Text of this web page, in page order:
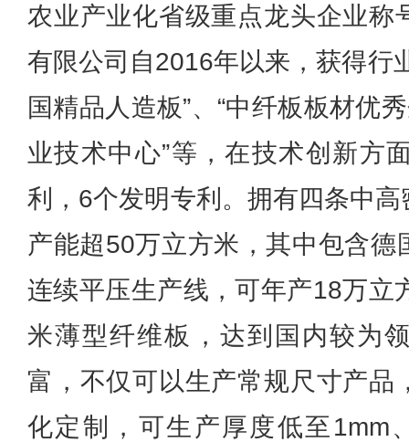
农业产业化省级重点龙头企业称
有限公司自2016年以来，获得行
国精品人造板”、“中纤板板材优
业技术中心”等，在技术创新方
利，6个发明专利。拥有四条中
产能超50万立方米，其中包含德
连续平压生产线，可年产18万立
米薄型纤维板，达到国内较为
富，不仅可以生产常规尺寸产品
化定制，可生产厚度低至1mm